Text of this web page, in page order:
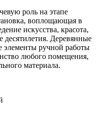
роль на этапе
воплощающая в
искусства, красота,
десятилетия. Деревянные
элементы ручной работы
любого помещения,
материала.